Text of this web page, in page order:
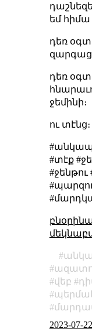
եմ հիմա
դեռ
դեռ
ջեմինի։
ու տէնց։
#տէք
վեբ
2023-07-